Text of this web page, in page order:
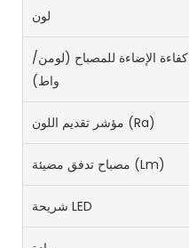
لون
كفاءة الإضاءة للمصباح (لومن/
واط)
مؤشر تقديم اللون (Ra)
مصباح تدفق مضيئة (lm)
شريحة LED